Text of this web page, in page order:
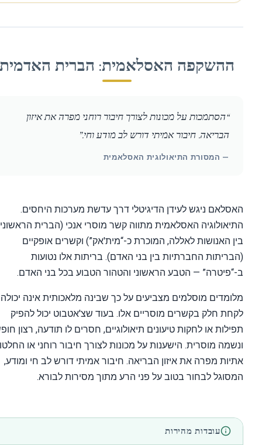
האסלאמית: הברית האדמית
“הסתמכות על מכונות לצורך חיבור רוחני מפרה את איזון
הבריאה. חיבור אמיתי דורש לב מודע וחי.”
— המסורת התיאולוגית האסלאמית
ניגש לעידן הדיגיטלי דרך עדשת מערכות היחסים.
האסלאמית מתווה קשר מוסרי אנכי (הברית הראשונית
האנושות לאללה, המוכרת כ-“מית'אק”) וקשרים אופקיים
החברתיות בין בני האדם). בריתות אלו נטועות
— הטבע הראשוני והטהור הטבוע בכל בני האדם.
מוסלמים מצביעים על כך שבינה מלאכותית אינה יכולה
חלק בקשרים מוסריים אלו. בעוד שצ'אטבוט יכול להפיק
או לחקות טיעונים תיאולוגיים, חסרים לו תודעה, רצון חופשי
מוסרית. הישענות על מכונות לצורך חיבור רוחני או החלטות
מפרה את איזון הבריאה. חיבור אמיתי דורש לב חי ומודע,
לבחור בטוב על פני הרע מתוך מסירות לבורא.
עובדות מהירות